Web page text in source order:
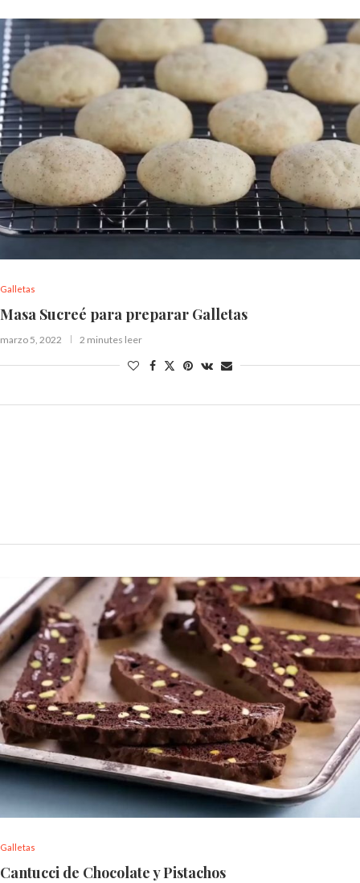
Galletas
Masa Sucreé para preparar Galletas
marzo 5, 2022 2 minutes leer
Galletas
Cantucci de Chocolate y Pistachos